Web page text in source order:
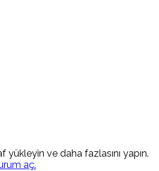
ve daha fazlasını yapın.
aç.